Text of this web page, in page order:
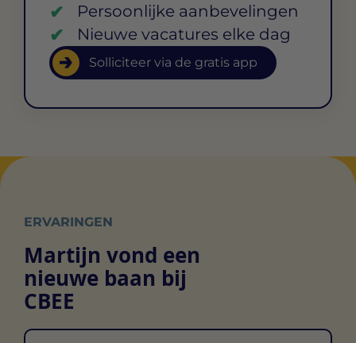
Persoonlijke aanbevelingen
Nieuwe vacatures elke dag
Solliciteer via de gratis app
ERVARINGEN
Martijn vond een
nieuwe baan bij
CBEE